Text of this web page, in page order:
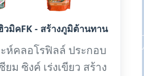
วมิคFK - สร้างภูมิต้านทาน
ะห์คลอโรฟิลล์ ประกอบ
ม ซิงค์ เร่งเขียว สร้าง